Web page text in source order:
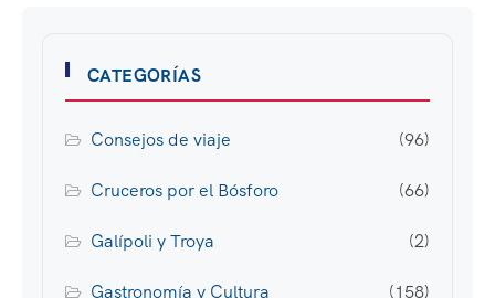
CATEGORÍAS
Consejos de viaje (96)
Cruceros por el Bósforo (66)
Galípoli y Troya (2)
Gastronomía y Cultura (158)